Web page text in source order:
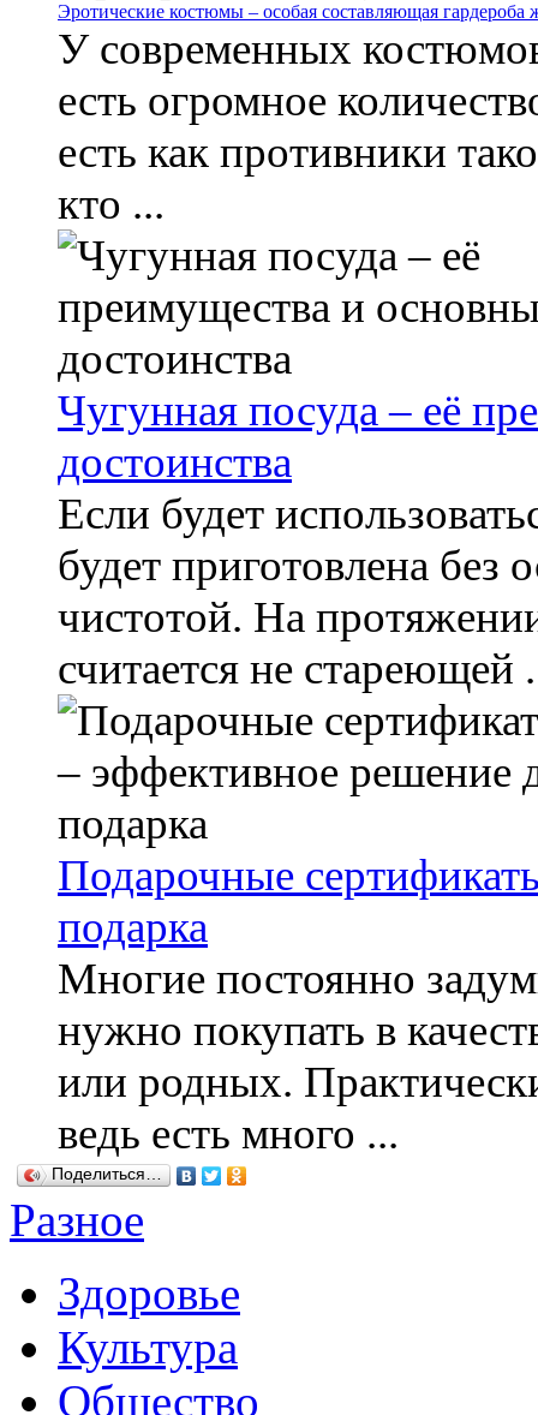
Эротические костюмы – особая составляющая
У современных костюмов
есть огромное
есть как противники
кто ...
Чугунная посуда – её
достоинства
Если будет
будет приготовлена без
чистотой. На
считается не стареющей
Подарочные
подарка
Многие постоянно
нужно покупать в
или родных.
ведь есть много ...
Поделиться…
Разное
Здоровье
Культура
Общество